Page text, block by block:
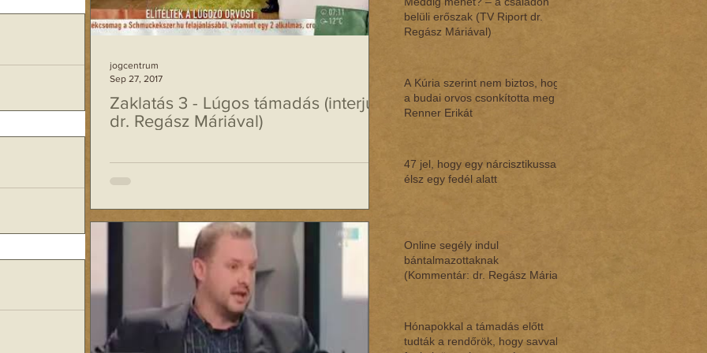
a gazdasági
meg, melyek
nem vigyázott
Zaklatás 3 - Lúgos támadás (interjú
dr. Regász Máriával)
jogcentrum
Sep 27, 2017
belüli erőszak (TV Riport dr.
Regász Máriával)
A Kúria szerint nem biztos, hogy
a budai orvos csonkította meg
Renner Erikát
47 jel, hogy egy nárcisztikussal
élsz egy fedél alatt
Online segély indul
bántalmazottaknak
(Kommentár: dr. Regász Mária)
Hónapokkal a támadás előtt
tudták a rendőrök, hogy savval